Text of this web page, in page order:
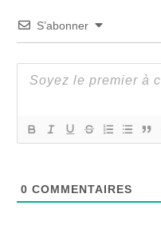
S’abonner
0 COMMENTAIRES